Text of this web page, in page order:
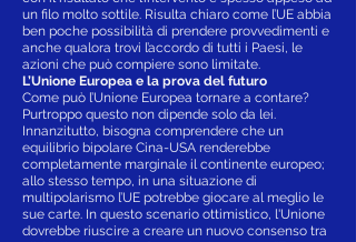
un filo molto sottile. Risulta chiaro come l’UE abbia
ben poche possibilità di prendere provvedimenti e
anche qualora trovi l’accordo di tutti i Paesi, le
azioni che può compiere sono limitate.
L’Unione Europea e la prova del futuro
Come può l’Unione Europea tornare a contare?
Purtroppo questo non dipende solo da lei.
Innanzitutto, bisogna comprendere che un
equilibrio bipolare Cina-USA renderebbe
completamente marginale il continente europeo;
allo stesso tempo, in una situazione di
multipolarismo l’UE potrebbe giocare al meglio le
sue carte. In questo scenario ottimistico, l'Unione
dovrebbe riuscire a creare un nuovo consenso tra